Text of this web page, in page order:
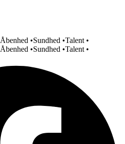
Åbenhed •Sundhed •Talent •
Åbenhed •Sundhed •Talent •